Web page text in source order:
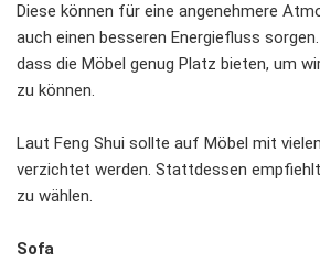
Diese können für eine angenehmere
auch einen besseren Energiefluss
dass die Möbel genug Platz bieten, um
zu können.
Laut Feng Shui sollte auf Möbel mit
verzichtet werden. Stattdessen
zu wählen.
Sofa